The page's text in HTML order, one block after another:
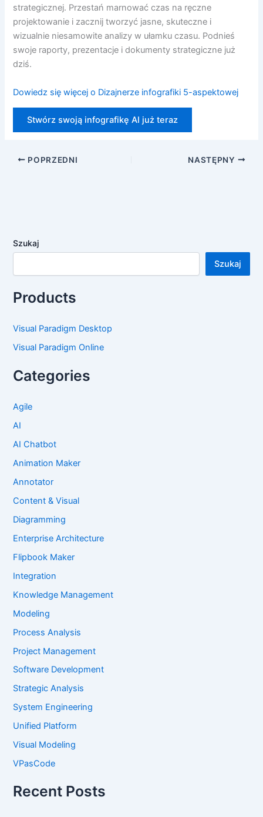
strategicznej. Przestań marnować czas na ręczne
projektowanie i zacznij tworzyć jasne, skuteczne i
wizualnie niesamowite analizy w ułamku czasu. Podnieś
swoje raporty, prezentacje i dokumenty strategiczne już
dziś.
Dowiedz się więcej o Dizajnerze infografiki 5-aspektowej
Stwórz swoją infografikę AI już teraz
POPRZEDNI NASTĘPNY
Szukaj
Szukaj
Products
Visual Paradigm Desktop
Visual Paradigm Online
Categories
Agile
AI
AI Chatbot
Animation Maker
Annotator
Content & Visual
Diagramming
Enterprise Architecture
Flipbook Maker
Integration
Knowledge Management
Modeling
Process Analysis
Project Management
Software Development
Strategic Analysis
System Engineering
Unified Platform
Visual Modeling
VPasCode
Recent Posts